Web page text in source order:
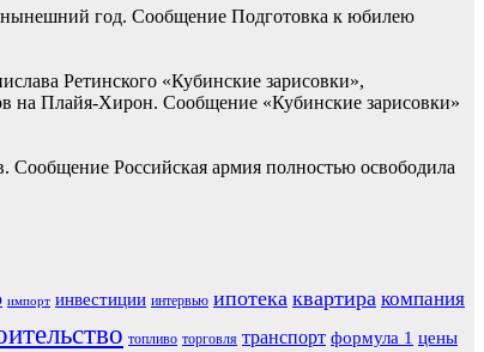
год. Сообщение Подготовка к юбилею
Ретинского «Кубинские зарисовки»,
на Плайя-Хирон. Сообщение «Кубинские зарисовки»
Сообщение Российская армия полностью освободила
импорт инвестиции интервью ипотека квартира компания
топливо торговля транспорт формула 1 цены